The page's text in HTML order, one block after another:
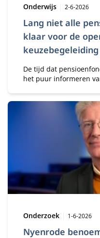
Lang niet alle
klaar voor de
Type:
Onderwijs 2-6-2026
De tijd dat
het puur informeren
pensioenen (Wtp)
deelnemers
ondersteunen bij het
‘Die omslag in denken
bestuurders volledig
Brüggen.
Nyenrode
Type:
Onderzoek 1-6-2026